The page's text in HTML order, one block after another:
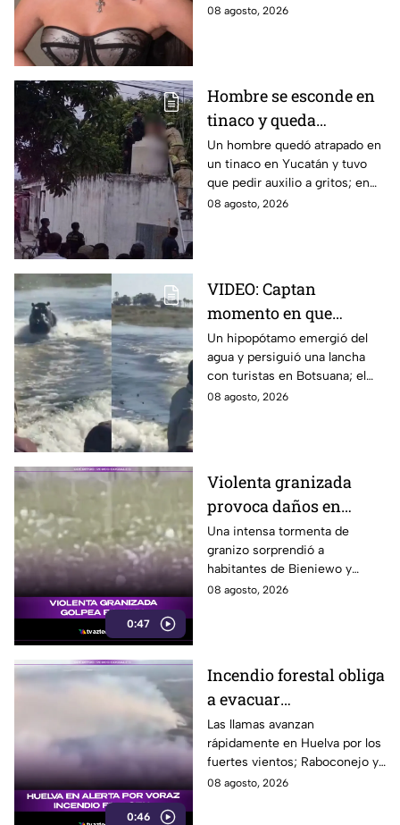
podría estar embarazada;
08 agosto, 2026
Hombre se esconde en
tinaco y queda
atrapado por más de
dos horas en Yucatán;
así lo encontraron
Un hombre quedó atrapado en
un tinaco en Yucatán y tuvo
que pedir auxilio a gritos; en
redes aseguran que intentaba
08 agosto, 2026
VIDEO: Captan
momento en que
hipopótamo sale del
agua para perseguir a
turistas en lancha
Un hipopótamo emergió del
agua y persiguió una lancha
con turistas en Botsuana; el
guía aceleró a tiempo para
08 agosto, 2026
0:47
Violenta granizada
provoca daños en
vehículos en Polonia
Una intensa tormenta de
granizo sorprendió a
habitantes de Bieniewo y
provocó daños en los cristales
08 agosto, 2026
0:46
Incendio forestal obliga
a evacuar
comunidades en
Huelva
Las llamas avanzan
rápidamente en Huelva por los
fuertes vientos; Raboconejo y
Caballón fueron evacuadas
08 agosto, 2026